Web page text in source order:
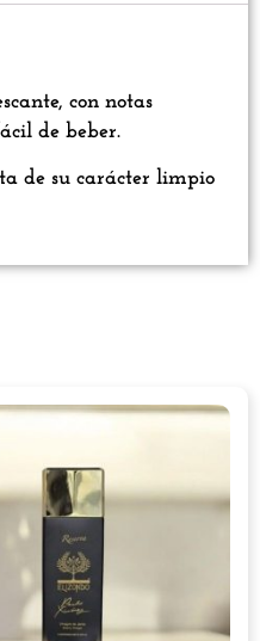
con notas
de beber.
de su carácter limpio